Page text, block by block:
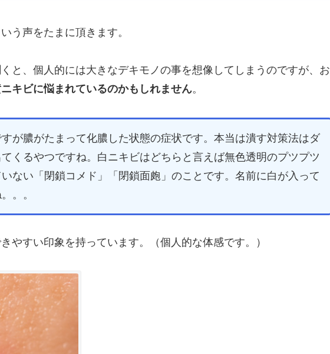
う声をたまに頂きます。
と、個人的には大きなデキモノの事を想像してしまうのですが、お
キビに悩まれているのかもしれません。
が膿がたまって化膿した状態の症状です。本当は潰す対策法はダ
くるやつですね。白ニキビはどちらと言えば無色透明のプツプツ
ない「閉鎖コメド」「閉鎖面皰」のことです。名前に白が入って
。。
やすい印象を持っています。（個人的な体感です。）